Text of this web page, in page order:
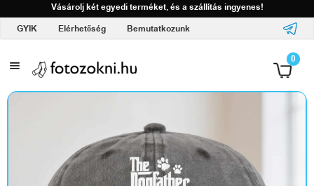
Vásárolj két egyedi terméket, és a szállítás ingyenes!
GYIK
Elérhetőség Bemutatkozunk
0
A
l
ó